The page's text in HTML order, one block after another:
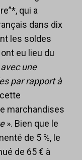
qui a
dans dix
les soldes
eu lieu du
avec une
par rapport à
marchandises
». Bien que le
de 5 %, le
de 65 € à